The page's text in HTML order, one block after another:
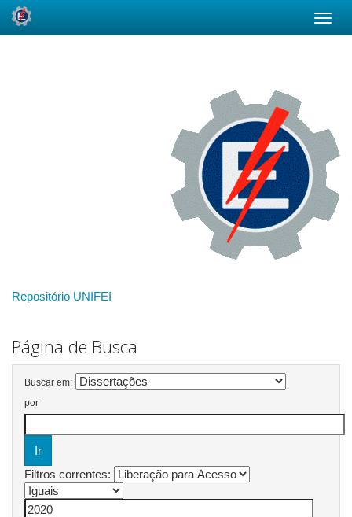
Repositório UNIFEI
Página de Busca
Buscar em:
por
Filtros correntes: